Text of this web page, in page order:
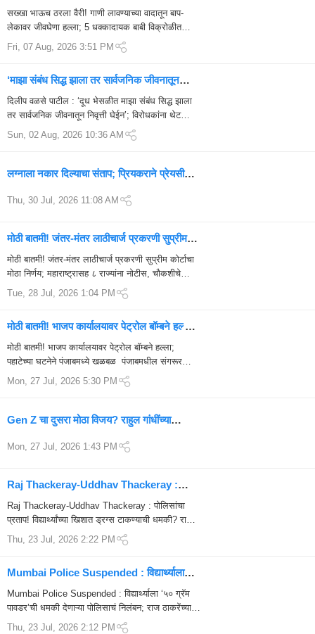
5 मोठे धक्कादायक खुलासे
सख्खा भाऊच ठरला वैरी! गाणी लावण्याच्या वादातून बाप-
लेकावर जीवघेणा हल्ला; 5 धक्कादायक बाबी विक्रोळीत
भावांमध्ये रक्तरंजित संघर्ष; बाप-लेक मृत्यूशी झुंज ...
Fri, 07 Aug, 2026 3:51 PM
‘माझा संबंध सिद्ध झाला तर सार्वजनिक जीवनातून
निवृत्ती घेईन’; दिलीप वळसे पाटील यांचे मोठे आव्हान
दिलीप वळसे पाटील : ‘दूध भेसळीत माझा संबंध सिद्ध झाला
तर सार्वजनिक जीवनातून निवृत्ती घेईन’; विरोधकांना थेट
आव्हान FDA कारवाईवरून सुरू असलेल्या आरोपांवर दिलीप
वळसे पाटील यांची आक्रम...
Sun, 02 Aug, 2026 10:36 AM
लग्नाला नकार दिल्याचा संताप; प्रियकराने प्रेयसीची
Thu, 30 Jul, 2026 11:08 AM
मोठी बातमी! जंतर-मंतर लाठीचार्ज प्रकरणी सुप्रीम
कोर्टाचा मोठा आदेश; महाराष्ट्रासह 8 राज्यांना नोटीस
मोठी बातमी! जंतर-मंतर लाठीचार्ज प्रकरणी सुप्रीम कोर्टाचा
मोठा निर्णय; महाराष्ट्रासह ८ राज्यांना नोटीस, चौकशीचे
आदेश दिल्लीतील जंतर-मंतर येथे आंदोलना...
Tue, 28 Jul, 2026 1:04 PM
मोठी बातमी! भाजप कार्यालयावर पेट्रोल बॉम्बने हल्ला;
पहाटेच्या घटनेने पंजाबमध्ये खळबळ
मोठी बातमी! भाजप कार्यालयावर पेट्रोल बॉम्बने हल्ला;
पहाटेच्या घटनेने पंजाबमध्ये खळबळ पंजाबमधील संगरूर
जिल्ह्यात भाजपच्या जिल्हा कार्यालयावर पेट्रोल बॉम्...
Mon, 27 Jul, 2026 5:30 PM
Gen Z चा दुसरा मोठा विजय? राहुल गांधींच्या
खळबळ
Mon, 27 Jul, 2026 1:43 PM
Raj Thackeray-Uddhav Thackeray :
विद्यार्थ्यांच्या खिशात ‘50 ग्रॅम पावडर’ टाकण्याची
धमकी? राज ठाकरेंचा पोलिसांना थेट सवाल
Raj Thackeray-Uddhav Thackeray : पोलिसांचा
प्रताप! विद्यार्थ्यांच्या खिशात ड्रग्स टाकण्याची धमकी? राज
ठाकरेंचा गंभीर सवाल; २६ जुलैच्या मोर्चाची मोठी घोषणा
Thu, 23 Jul, 2026 2:22 PM
Mumbai Police Suspended : विद्यार्थ्याला
‘५० ग्रॅम पावडर’ची धमकी देणाऱ्या पोलिसाचं निलंबन;
राज ठाकरेंच्या सवालानंतर मोठी कारवाई
Mumbai Police Suspended : विद्यार्थ्याला ‘५० ग्रॅम
पावडर’ची धमकी देणाऱ्या पोलिसाचं निलंबन; राज ठाकरेंच्या
पत्रकार परिषदेनंतर गृहखात्याचा दणका
Thu, 23 Jul, 2026 2:12 PM